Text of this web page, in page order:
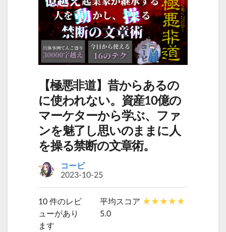
【極悪非道】昔からあるの
に使われない。資産10億の
マーケターから学ぶ、ファ
ンを魅了し思いのままに人
を操る禁断の文章術。
コービ
2023-10-25
10 件のレビ
ューがあり
ます
平均スコア
5.0